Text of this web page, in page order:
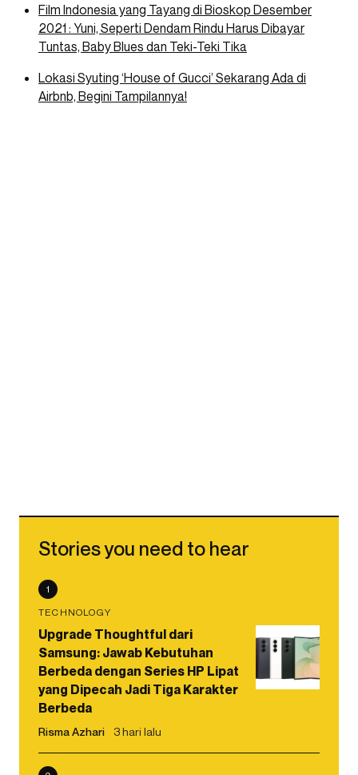
Film Indonesia yang Tayang di Bioskop Desember
2021 : Yuni, Seperti Dendam Rindu Harus Dibayar
Tuntas, Baby Blues dan Teki-Teki Tika
Lokasi Syuting ‘House of Gucci’ Sekarang Ada di
Airbnb, Begini Tampilannya!
Stories you need to hear
1
TECHNOLOGY
Upgrade Thoughtful dari
Samsung: Jawab Kebutuhan
Berbeda dengan Series HP Lipat
yang Dipecah Jadi Tiga Karakter
Berbeda
Risma Azhari 3 hari lalu